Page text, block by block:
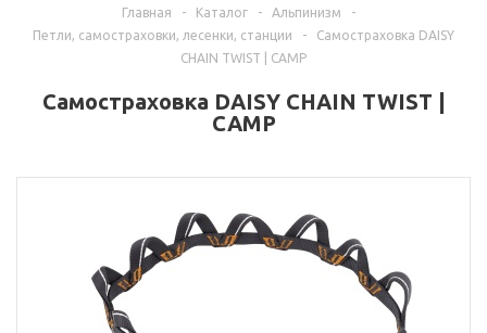
Главная - Каталог - Альпинизм
-
Петли, самостраховки, лесенки, станции
-
Самостраховка DAISY
CHAIN TWIST | CAMP
Самостраховка DAISY CHAIN TWIST |
CAMP